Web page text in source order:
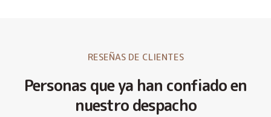
RESEÑAS DE CLIENTES
Personas que ya han confiado en
nuestro despacho